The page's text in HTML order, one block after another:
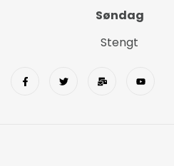
Søndag
Stengt